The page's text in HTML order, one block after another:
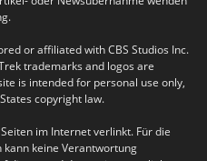
or affiliated with CBS Studios Inc.
trademarks and logos are
is intended for personal use only,
copyright law.
im Internet verlinkt. Für die
keine Verantwortung